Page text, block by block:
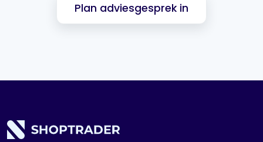
Plan adviesgesprek in